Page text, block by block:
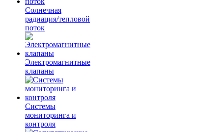
Солнечная
радиация/тепловой
поток
Электромагнитные
клапаны
Системы
мониторинга и
контроля